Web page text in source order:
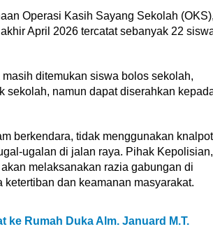
Operasi Kasih Sayang Sekolah (OKS),
April 2026 tercatat sebanyak 22
ditemukan siswa bolos sekolah,
sekolah, namun dapat diserahkan
berkendara, tidak menggunakan knalpot
ugalan di jalan raya. Pihak Kepolisian,
melaksanakan razia gabungan di
dan keamanan masyarakat.
ke Rumah Duka Alm. Januard M.T.